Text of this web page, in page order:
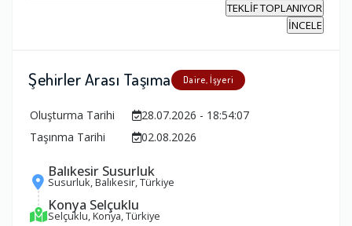
TEKLİF TOPLANIYOR
İNCELE
Şehirler Arası Taşıma Daire, İşyeri
Oluşturma Tarihi
28.07.2026 - 18:54:07
Taşınma Tarihi
02.08.2026
Balıkesir Susurluk
Susurluk, Balıkesir, Türkiye
Konya Selçuklu
Selçuklu, Konya, Türkiye